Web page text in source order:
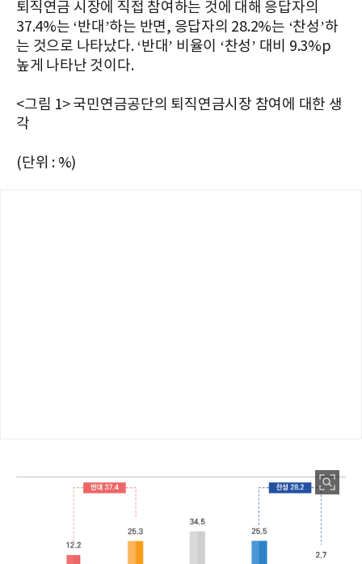
퇴직연금 시장에 직접 참여하는 것에 대해 응답자의
37.4%는 ‘반대’하는 반면, 응답자의 28.2%는 ‘찬성’하
는 것으로 나타났다. ‘반대’ 비율이 ‘찬성’ 대비 9.3%p
높게 나타난 것이다.
<그림 1> 국민연금공단의 퇴직연금시장 참여에 대한 생
각
(단위 : %)